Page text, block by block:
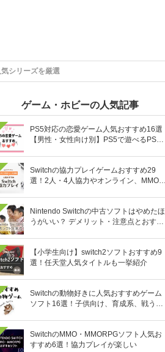
シリーズを厳選
ゲーム・ホビーの人気記事
PS5対応の恋愛ゲーム人気おすすめ16選
【男性・女性向け別】PS5で遊べるPS4
Switchの協力プレイゲームおすすめ29
選！2人・4人協力やオンライン、MMOR
Nintendo Switchの中古ソフトはやめたほ
うがいい？ デメリット・注意点とおすす
【小学生向け】switch2ソフトおすすめ9
選！任天堂人気タイトルも一挙紹介
Switchの動物好きに人気おすすめゲーム
ソフト16選！子供向け、育成系、戦う格
SwitchのMMO・MMORPGソフト人気お
すすめ6選！協力プレイが楽しい